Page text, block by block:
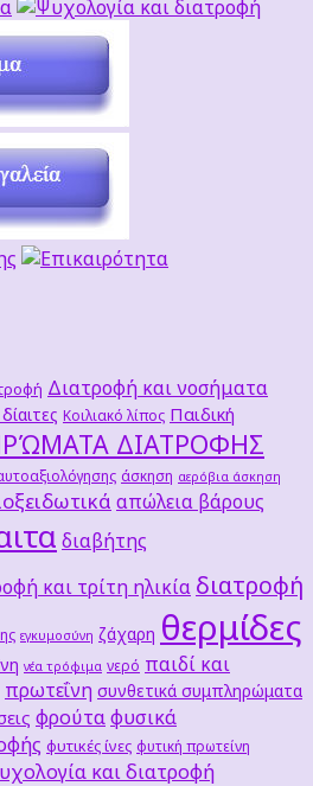
Διατροφή και νοσήματα
Κοιλιακό λίπος Παιδική
ΔΙΑΤΡΟΦΗΣ
άσκηση αερόβια άσκηση
απώλεια βάρους
διαβήτης
και τρίτη ηλικία διατροφή
εγκυμοσύνη ζάχαρη θερμίδες
νέα τρόφιμα νερό παιδί και
πρωτεΐνη συνθετικά συμπληρώματα
φρούταφυσικά
φυτικές ίνες φυτική πρωτείνη
και διατροφή